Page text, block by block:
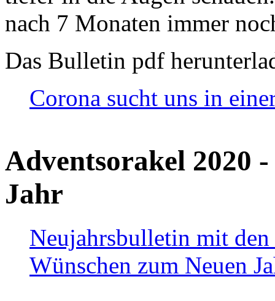
nach 7 Monaten immer
Das Bulletin pdf
Corona sucht uns in
Adventsorakel 2020
Jahr
Neujahrsbulletin mit den
Wünschen zum Neuen